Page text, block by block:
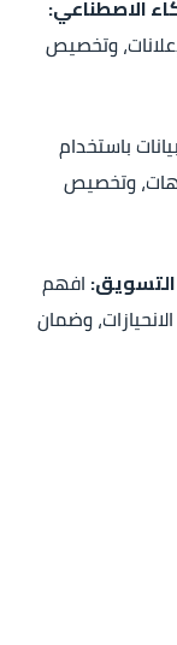
الاصطناعي:
وتخصيص
باستخدام
وتخصيص
التسويق: افهم
وضمان